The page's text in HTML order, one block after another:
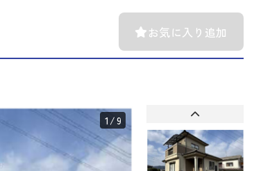
お気に入り追加
1 /9